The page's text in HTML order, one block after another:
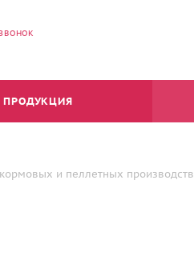
ПРОДУКЦИЯ
и пеллетных производств